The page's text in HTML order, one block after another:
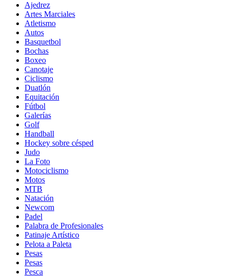
Ajedrez
Artes Marciales
Atletismo
Autos
Basquetbol
Bochas
Boxeo
Canotaje
Ciclismo
Duatlón
Equitación
Fútbol
Galerías
Golf
Handball
Hockey sobre césped
Judo
La Foto
Motociclismo
Motos
MTB
Natación
Newcom
Padel
Palabra de Profesionales
Patinaje Artístico
Pelota a Paleta
Pesas
Pesas
Pesca